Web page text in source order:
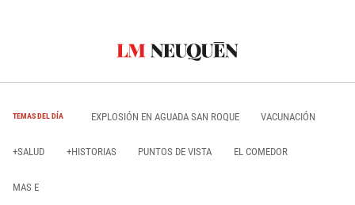
TEMAS DEL DÍA EXPLOSIÓN EN AGUADA SAN ROQUE VACUNACIÓN
+SALUD +HISTORIAS PUNTOS DE VISTA EL COMEDOR
MAS E